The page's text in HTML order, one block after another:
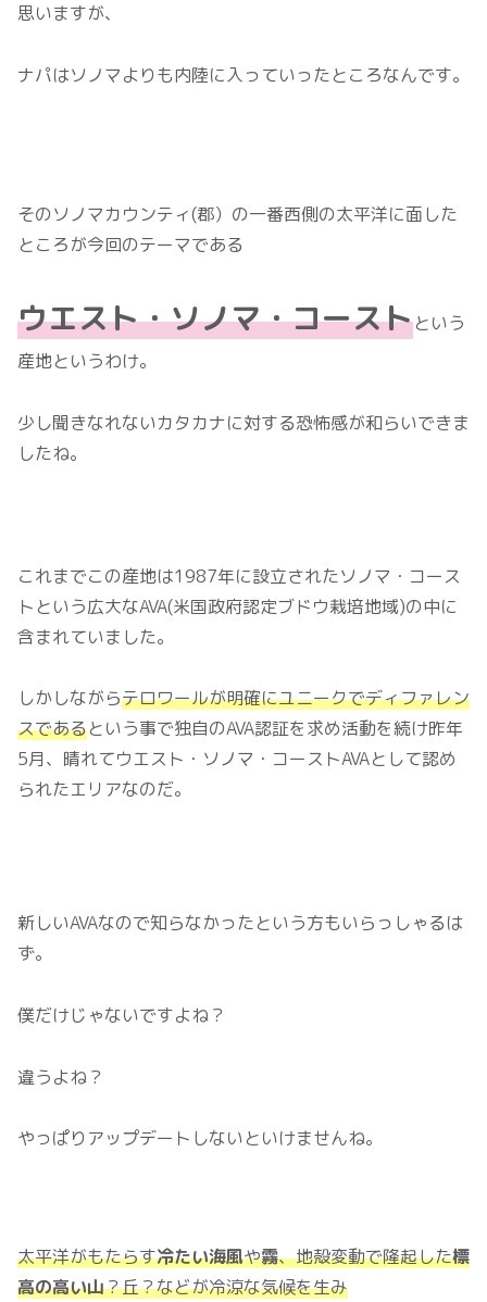
思いますが、
ナパはソノマよりも内陸に入っていったところなんです。
そのソノマカウンティ(郡）の一番西側の太平洋に面した
ところが今回のテーマである
ウエスト・ソノマ・コーストという
産地というわけ。
少し聞きなれないカタカナに対する恐怖感が和らいできま
したね。
これまでこの産地は1987年に設立されたソノマ・コース
トという広大なAVA(米国政府認定ブドウ栽培地域)の中に
含まれていました。
しかしながらテロワールが明確にユニークでディファレン
スであるという事で独自のAVA認証を求め活動を続け昨年
5月、晴れてウエスト・ソノマ・コーストAVAとして認め
られたエリアなのだ。
新しいAVAなので知らなかったという方もいらっしゃるは
ず。
僕だけじゃないですよね？
違うよね？
やっぱりアップデートしないといけませんね。
太平洋がもたらす冷たい海風や霧、地殻変動で隆起した標
高の高い山？丘？などが冷涼な気候を生み